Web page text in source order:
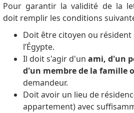
Pour garantir la validité de la
doit remplir les conditions
Doit être citoyen ou
l’Égypte.
Il doit s'agir d'un ami, d'un
d'un membre de la famille
demandeur.
Doit avoir un lieu de
appartement) avec